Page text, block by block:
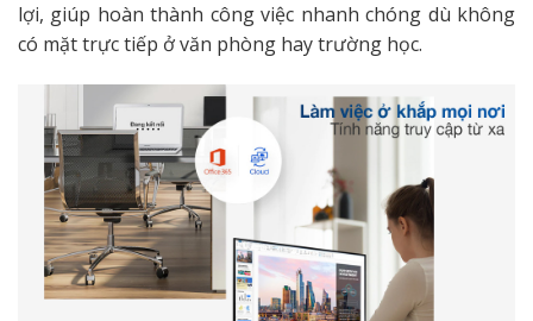
lợi, giúp hoàn thành công việc nhanh chóng dù không
có mặt trực tiếp ở văn phòng hay trường học.